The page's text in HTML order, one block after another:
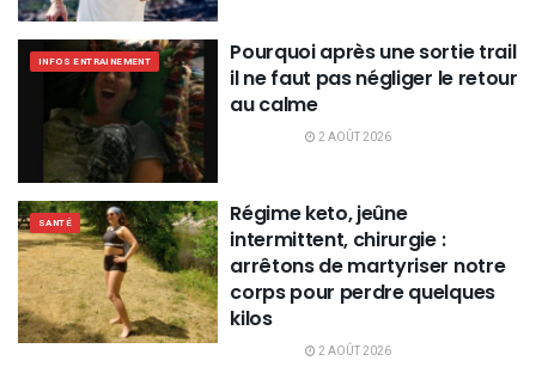
INFOS ENTRAINEMENT
Pourquoi après une sortie trail
il ne faut pas négliger le retour
au calme
2 AOÛT 2026
SANTÉ
Régime keto, jeûne
intermittent, chirurgie :
arrêtons de martyriser notre
corps pour perdre quelques
kilos
2 AOÛT 2026